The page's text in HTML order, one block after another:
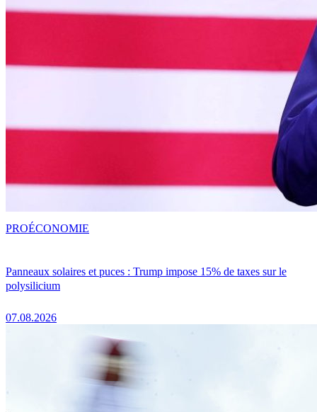
Panneaux solaires et puces : Trump impose 15% de taxes sur le
polysilicium
07.08.2026
PROÉCONOMIE